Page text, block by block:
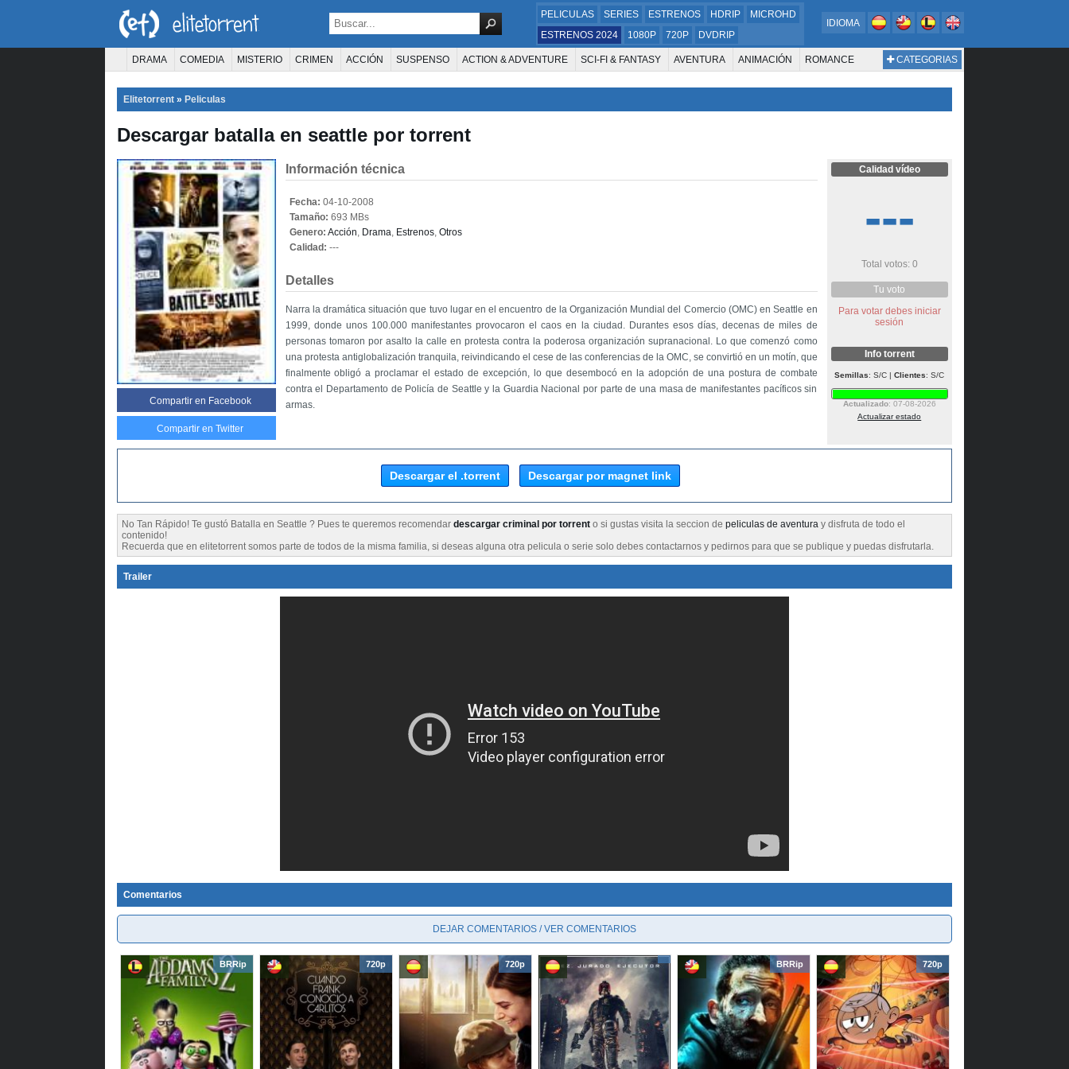
PELICULAS SERIES ESTRENOS HDRIP
MICROHD
ESTRENOS 2024
1080P 720P DVDRIP
IDIOMA
CATEGORIAS
DRAMA COMEDIA MISTERIO CRIMEN ACCIÓN SUSPENSO ACTION & ADVENTURE SCI-FI & FANTASY AVENTURA ANIMACIÓN ROMANCE
Elitetorrent » Peliculas
Descargar batalla en seattle por torrent
Compartir en Facebook
Compartir en Twitter
Información técnica
Fecha: 04-10-2008
Tamaño: 693 MBs
Genero: Acción, Drama, Estrenos, Otros
Calidad: ---
Detalles
Narra la dramática situación que tuvo lugar en el encuentro de la Organización Mundial del Comercio (OMC) en Seattle en
1999, donde unos 100.000 manifestantes provocaron el caos en la ciudad. Durantes esos días, decenas de miles de
personas tomaron por asalto la calle en protesta contra la poderosa organización supranacional. Lo que comenzó como
una protesta antiglobalización tranquila, reivindicando el cese de las conferencias de la OMC, se convirtió en un motín, que
finalmente obligó a proclamar el estado de excepción, lo que desembocó en la adopción de una postura de combate
contra el Departamento de Policía de Seattle y la Guardia Nacional por parte de una masa de manifestantes pacíficos sin
armas.
Calidad vídeo
---
Total votos: 0
Tu voto
Para votar debes iniciar
sesión
Info torrent
Semillas: S/C |Clientes: S/C
Actualizado: 07-08-2026
Actualizar estado
Descargar el .torrent Descargar por magnet link
No Tan Rápido! Te gustó Batalla en Seattle ? Pues te queremos recomendar descargar criminal por torrent o si gustas visita la seccion de peliculas de aventura y disfruta de todo el
contenido!
Recuerda que en elitetorrent somos parte de todos de la misma familia, si deseas alguna otra pelicula o serie solo debes contactarnos y pedirnos para que se publique y puedas disfrutarla.
Trailer
Comentarios
DEJAR COMENTARIOS / VER COMENTARIOS
BRRip 720p 720p BRRip 720p